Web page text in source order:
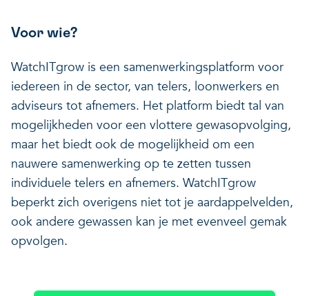
Voor wie?
WatchITgrow is een samenwerkingsplatform voor
iedereen in de sector, van telers, loonwerkers en
adviseurs tot afnemers. Het platform biedt tal van
mogelijkheden voor een vlottere gewasopvolging,
maar het biedt ook de mogelijkheid om een
nauwere samenwerking op te zetten tussen
individuele telers en afnemers. WatchITgrow
beperkt zich overigens niet tot je aardappelvelden,
ook andere gewassen kan je met evenveel gemak
opvolgen.